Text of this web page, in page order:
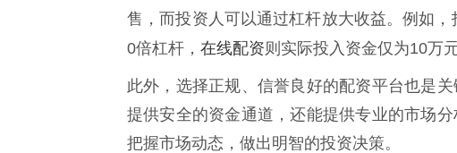
售，而投资人可以通过杠杆放大收益。例如
0倍杠杆， 在线配资则实际投入资金仅为10万
此外，选择正规、信誉良好的配资平台也是
提供安全的资金通道，还能提供专业的市场
把握市场动态，做出明智的投资决策。